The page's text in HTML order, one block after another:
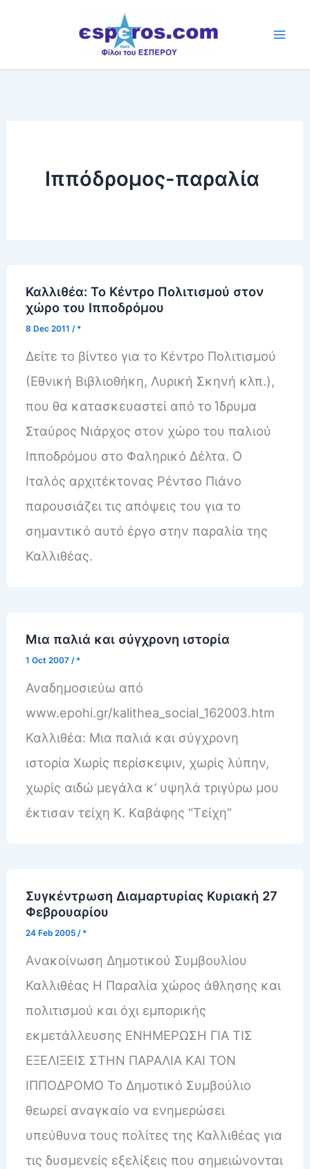
Ιππόδρομος-παραλία
Καλλιθέα: Το Κέντρο Πολιτισμού στον
χώρο του Ιπποδρόμου
8 Dec 2011/ *
Δείτε το βίντεο για το Κέντρο Πολιτισμού
(Εθνική Βιβλιοθήκη, Λυρική Σκηνή κλπ.),
που θα κατασκευαστεί από το Ίδρυμα
Σταύρος Νιάρχος στον χώρο του παλιού
Ιπποδρόμου στο Φαληρικό Δέλτα. Ο
Ιταλός αρχιτέκτονας Ρέντσο Πιάνο
παρουσιάζει τις απόψεις του για το
σημαντικό αυτό έργο στην παραλία της
Καλλιθέας.
Μια παλιά και σύγχρονη ιστορία
1 Oct 2007/ *
Αναδημοσιεύω από
www.epohi.gr/kalithea_social_162003.htm
Καλλιθέα: Μια παλιά και σύγχρονη
ιστορία Χωρίς περίσκεψιν, χωρίς λύπην,
χωρίς αιδώ μεγάλα κ’ υψηλά τριγύρω μου
έκτισαν τείχη K. Kαβάφης “Τείχη”
Συγκέντρωση Διαμαρτυρίας Κυριακή 27
Φεβρουαρίου
24 Feb 2005/ *
Aνακοίνωση Δημοτικού Συμβουλίου
Καλλιθέας Η Παραλία χώρος άθλησης και
πολιτισμού και όχι εμπορικής
εκμετάλλευσης ΕΝΗΜΕΡΩΣΗ ΓΙΑ ΤΙΣ
ΕΞΕΛΙΞΕΙΣ ΣΤΗΝ ΠΑΡΑΛΙΑ ΚΑΙ ΤΟΝ
ΙΠΠΟΔΡΟΜΟ Το Δημοτικό Συμβούλιο
θεωρεί αναγκαίο να ενημερώσει
υπεύθυνα τους πολίτες της Καλλιθέας για
τις δυσμενείς εξελίξεις που σημειώνονται